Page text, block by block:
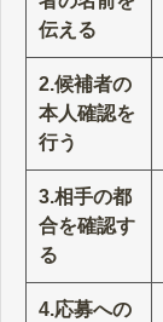
伝える
2.候補者の
本人確認を
行う
3.相手の都
合を確認す
る
4.応募への